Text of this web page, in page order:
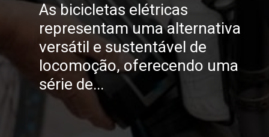
As bicicletas elétricas
representam uma alternativa
versátil e sustentável de
locomoção, oferecendo uma
série de...